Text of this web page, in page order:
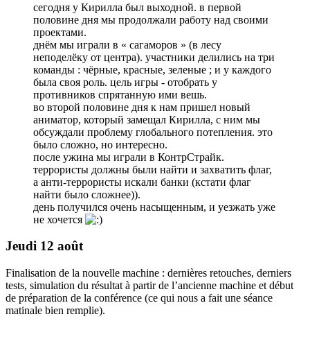
сегодня у Кирилла был выходной. в первой
половине дня мы продолжали работу над своими
проектами.
днём мы играли в « сагаморов » (в лесу
неподелёку от центра). участники делились на три
команды : чёрные, красные, зеленые ; и у каждого
была своя роль. цель игры - отобрать у
противников спрятанную ими вешь.
во второй половине дня к нам пришел новый
аниматор, который замещал Кирилла, с ним мы
обсуждали проблему глобального потепления. это
было сложно, но интересно.
после ужина мы играли в КонтрСтрайк.
террористы должны были найти и захватить флаг,
а анти-террористы искали банки (кстати флаг
найти было сложнее)).
день получился очень насыщенным, и уезжать уже
не хочется
Jeudi 12 août
Finalisation de la nouvelle machine : dernières retouches, derniers
tests, simulation du résultat à partir de l’ancienne machine et début
de préparation de la conférence (ce qui nous a fait une séance
matinale bien remplie).